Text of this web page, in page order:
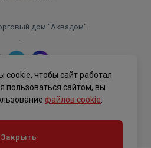
дом "Аквадом".
.
чтобы сайт работал
пользоваться сайтом, вы
файлов cookie
Закрыть